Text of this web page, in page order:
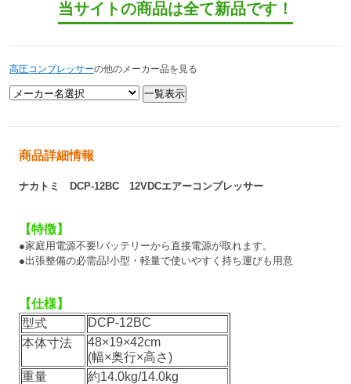
当サイトの商品は全て新品です！
高圧コンプレッサーの他のメーカー品を見る
商品詳細情報
ナカトミ DCP-12BC 12VDCエアーコンプレッサー
【特徴】
●家庭用電源不要!バッテリーから直接電源が取れます。
●出張整備の必需品!小型・軽量で使いやすく持ち運びも用意
【仕様】
型式
DCP-12BC
本体寸法
48×19×42cm
(幅×奥行×高さ)
重量
約14.0kg/14.0kg